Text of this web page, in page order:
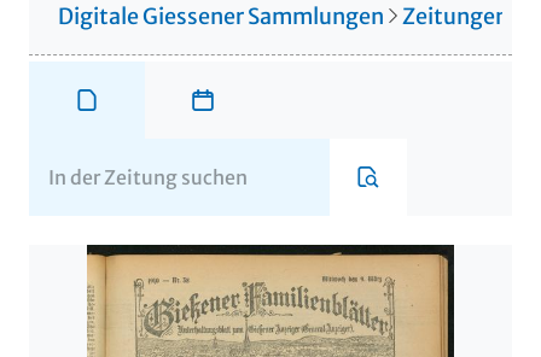
Digitale Giessener Sammlungen Zeitungen